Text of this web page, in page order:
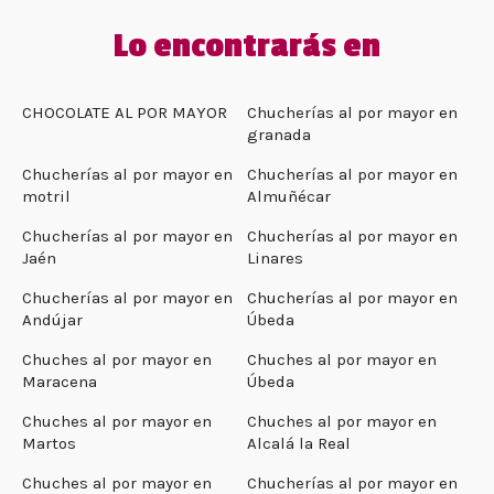
Lo encontrarás en
CHOCOLATE AL POR MAYOR
Chucherías al por mayor en
granada
Chucherías al por mayor en
motril
Chucherías al por mayor en
Almuñécar
Chucherías al por mayor en
Jaén
Chucherías al por mayor en
Linares
Chucherías al por mayor en
Andújar
Chucherías al por mayor en
Úbeda
Chuches al por mayor en
Maracena
Chuches al por mayor en
Úbeda
Chuches al por mayor en
Martos
Chuches al por mayor en
Alcalá la Real
Chuches al por mayor en
Chucherías al por mayor en